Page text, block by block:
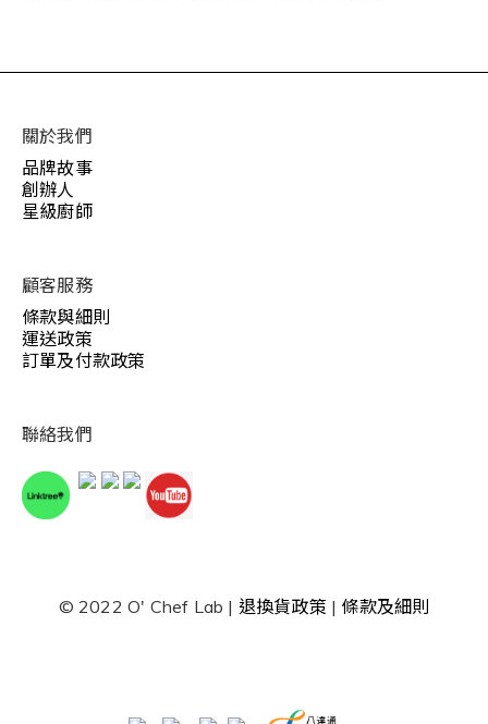
關於我們
品牌故事
創辦人
星級廚師
顧客服務
條款與細則
運送政策
訂單及付款政策
聯絡我們
© 2022 O' Chef Lab | 退換貨政策 | 條款及細則